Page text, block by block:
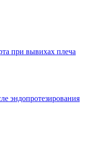
при вывихах плеча
эндопротезирования